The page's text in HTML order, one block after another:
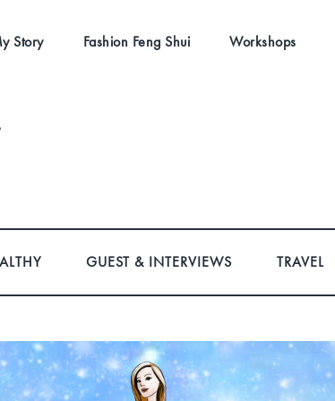
Story Fashion Feng Shui Workshops
GUEST & INTERVIEWS TRAVEL